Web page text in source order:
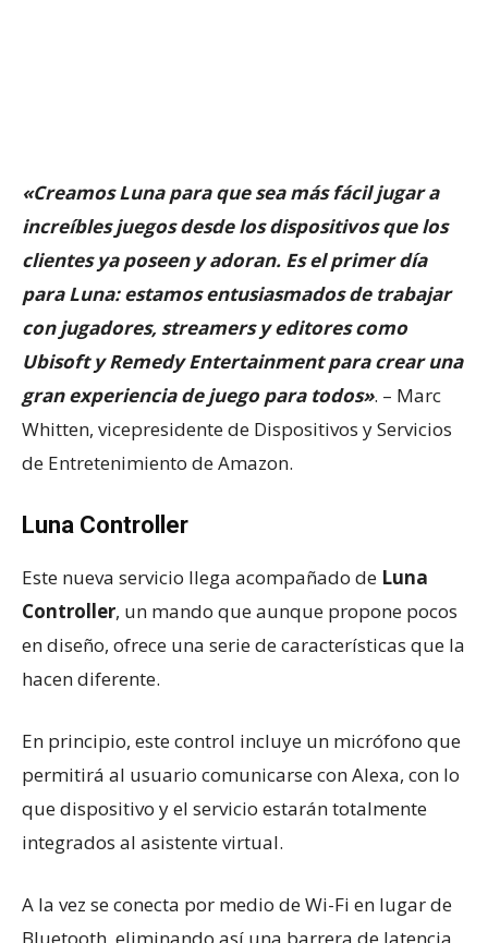
«Creamos Luna para que sea más fácil jugar a
increíbles juegos desde los dispositivos que los
clientes ya poseen y adoran. Es el primer día
para Luna: estamos entusiasmados de trabajar
con jugadores, streamers y editores como
Ubisoft y Remedy Entertainment para crear una
gran experiencia de juego para todos». – Marc
Whitten, vicepresidente de Dispositivos y Servicios
de Entretenimiento de Amazon.
Luna Controller
Este nueva servicio llega acompañado de Luna
Controller, un mando que aunque propone pocos
en diseño, ofrece una serie de características que la
hacen diferente.
En principio, este control incluye un micrófono que
permitirá al usuario comunicarse con Alexa, con lo
que dispositivo y el servicio estarán totalmente
integrados al asistente virtual.
A la vez se conecta por medio de Wi-Fi en lugar de
Bluetooth, eliminando así una barrera de latencia